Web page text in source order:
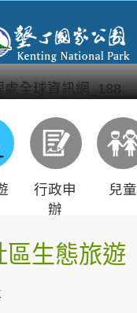
行政申
辦
兒童
區生態旅遊